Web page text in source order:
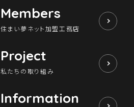
Members
住まい夢ネット加盟工務店
Project
私たちの取り組み
Information